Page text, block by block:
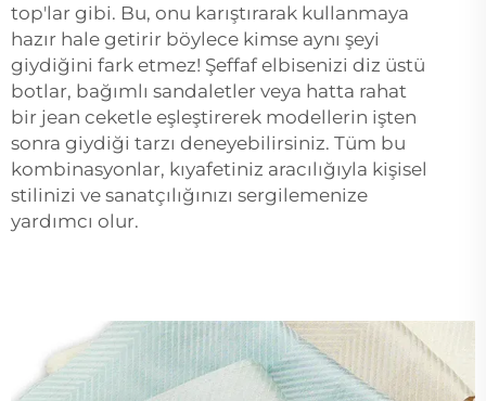
top'lar gibi. Bu, onu karıştırarak kullanmaya
hazır hale getirir böylece kimse aynı şeyi
giydiğini fark etmez! Şeffaf elbisenizi diz üstü
botlar, bağımlı sandaletler veya hatta rahat
bir jean ceketle eşleştirerek modellerin işten
sonra giydiği tarzı deneyebilirsiniz. Tüm bu
kombinasyonlar, kıyafetiniz aracılığıyla kişisel
stilinizi ve sanatçılığınızı sergilemenize
yardımcı olur.